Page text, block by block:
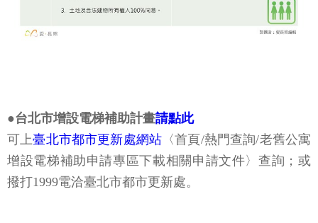
●台北市增設電梯補助計畫請點此
可上臺北市都市更新處網站 〈首頁/熱門查詢/老舊公寓
增設電梯補助申請專區下載相關申請文件〉查詢；或
撥打1999電洽臺北市都市更新處。